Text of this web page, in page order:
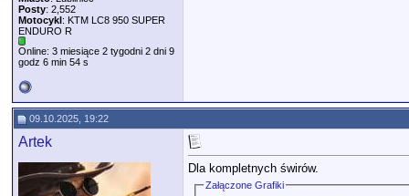
Posty: 2,552
Motocykl: KTM LC8 950 SUPER
ENDURO R
Online: 3 miesiące 2 tygodni 2 dni 9
godz 6 min 54 s
09.10.2025, 19:22
Artek
Dla kompletnych świrów.
Załączone Grafiki